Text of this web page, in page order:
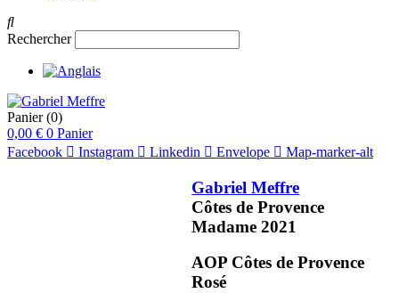
Rechercher
Panier (0)
0,00 € 0 Panier
Facebook
Instagram Linkedin Envelope Map-marker-alt
Gabriel Meffre
Côtes de Provence
Madame2021
AOP Côtes de Provence
Rosé